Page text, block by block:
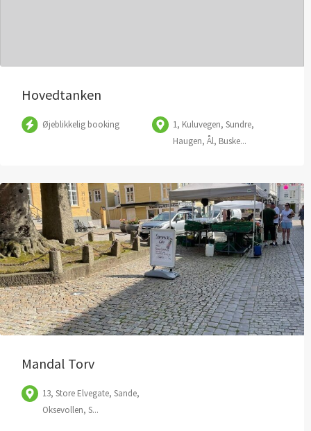
Hovedtanken
Øjeblikkelig booking
1, Kuluvegen, Sundre,
Haugen, Ål, Buske...
Mandal Torv
13, Store Elvegate, Sande,
Oksevollen, S...